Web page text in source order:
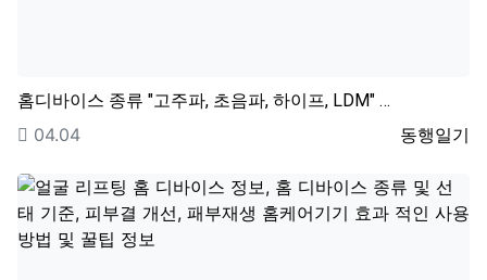
홈디바이스 종류 "고주파, 초음파, 하이프, LDM" …
등록자
동행일기
등록일
04.04